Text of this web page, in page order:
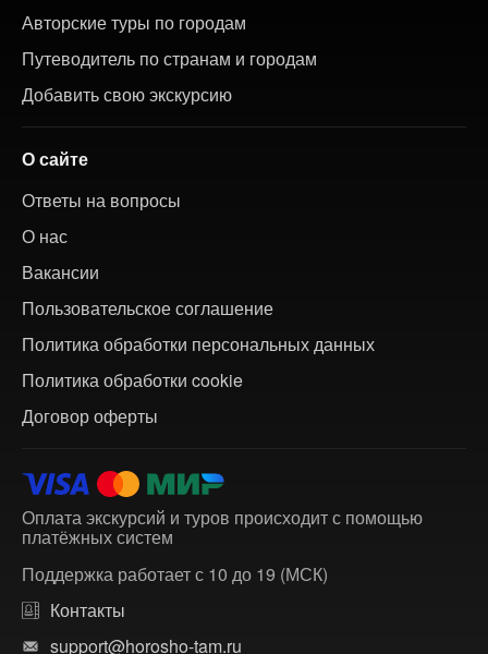
Авторские туры по городам
Путеводитель по странам и городам
Добавить свою экскурсию
О сайте
Ответы на вопросы
О нас
Вакансии
Пользовательское соглашение
Политика обработки персональных данных
Политика обработки cookie
Договор оферты
Оплата экскурсий и туров происходит с помощью
платёжных систем
Поддержка работает с 10 до 19 (МСК)
Контакты
support@horosho-tam.ru